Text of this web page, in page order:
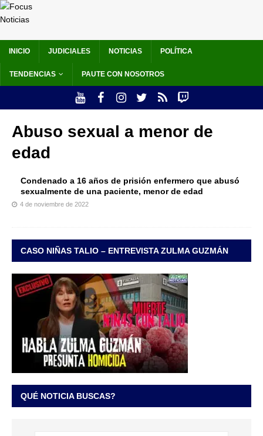
INICIO JUDICIALES NOTICIAS POLÍTICA
TENDENCIAS PAUTE CON NOSOTROS
Abuso sexual a menor de
edad
Condenado a 16 años de prisión enfermero que abusó
sexualmente de una paciente, menor de edad
4 de noviembre de 2022
CASO NIÑAS TALIO – ENTREVISTA ZULMA GUZMÁN
QUÉ NOTICIA BUSCAS?